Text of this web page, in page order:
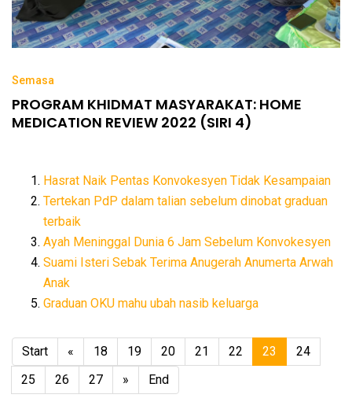
Semasa
PROGRAM KHIDMAT MASYARAKAT: HOME
MEDICATION REVIEW 2022 (SIRI 4)
Hasrat Naik Pentas Konvokesyen Tidak Kesampaian
Tertekan PdP dalam talian sebelum dinobat graduan
terbaik
Ayah Meninggal Dunia 6 Jam Sebelum Konvokesyen
Suami Isteri Sebak Terima Anugerah Anumerta Arwah
Anak
Graduan OKU mahu ubah nasib keluarga
Start « 18 19 20 21 22 23
24
25
26 27 » End